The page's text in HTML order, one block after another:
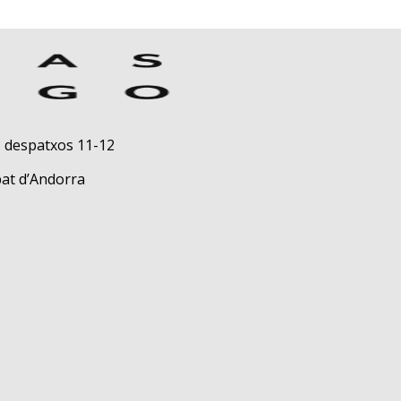
11-12
d’Andorra